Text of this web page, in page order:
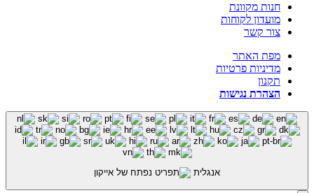
חנות מקוונת
מועדון לקוחות
צור קשר
מפת האתר
מדיניות פרטיות
תקנון
הצהרת נגישות
אנגלית